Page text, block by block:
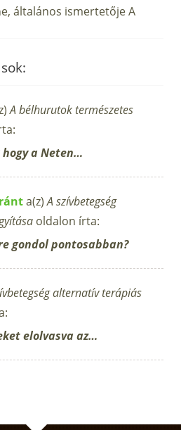
általános ismertetője A
A bélhurutok természetes
a Neten…
a(z)A szívbetegség
oldalon írta:
gondol pontosabban?
alternatív terápiás
elolvasva az…